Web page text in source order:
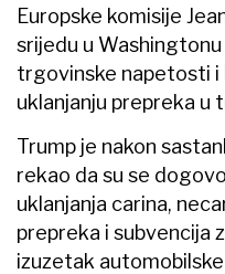
Europske komisije
srijedu u
trgovinske napetosti
uklanjanju prepreka u
Trump je nakon
rekao da su se
uklanjanja carina,
prepreka i subvencija
izuzetak